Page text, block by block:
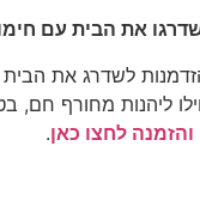
שדרגו את הבית עם
לשדרג את הבית
ליהנות מחורף חם,
לחצו כאן.